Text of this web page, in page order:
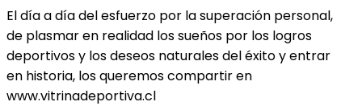
El día a día del esfuerzo por la superación personal,
de plasmar en realidad los sueños por los logros
deportivos y los deseos naturales del éxito y entrar
en historia, los queremos compartir en
www.vitrinadeportiva.cl